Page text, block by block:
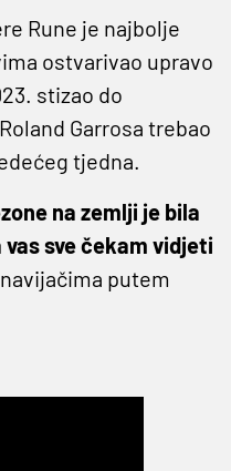
Rune je najbolje
ostvarivao upravo
stizao do
Garrosa trebao
tjedna.
na zemlji je bila
sve čekam vidjeti
putem